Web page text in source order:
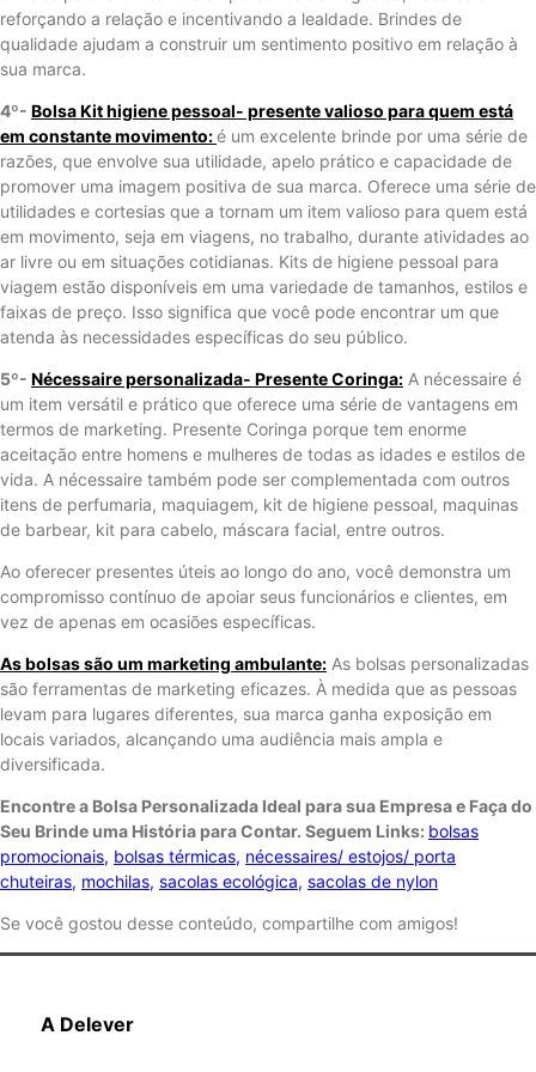
reforçando a relação e incentivando a lealdade. Brindes de
qualidade ajudam a construir um sentimento positivo em relação à
sua marca.
4º- Bolsa Kit higiene pessoal- presente valioso para quem está
em constante movimento:é um excelente brinde por uma série de
razões, que envolve sua utilidade, apelo prático e capacidade de
promover uma imagem positiva de sua marca. Oferece uma série de
utilidades e cortesias que a tornam um item valioso para quem está
em movimento, seja em viagens, no trabalho, durante atividades ao
ar livre ou em situações cotidianas. Kits de higiene pessoal para
viagem estão disponíveis em uma variedade de tamanhos, estilos e
faixas de preço. Isso significa que você pode encontrar um que
atenda às necessidades específicas do seu público.
5º- Nécessaire personalizada- Presente Coringa: A nécessaire é
um item versátil e prático que oferece uma série de vantagens em
termos de marketing. Presente Coringa porque tem enorme
aceitação entre homens e mulheres de todas as idades e estilos de
vida. A nécessaire também pode ser complementada com outros
itens de perfumaria, maquiagem, kit de higiene pessoal, maquinas
de barbear, kit para cabelo, máscara facial, entre outros.
Ao oferecer presentes úteis ao longo do ano, você demonstra um
compromisso contínuo de apoiar seus funcionários e clientes, em
vez de apenas em ocasiões específicas.
As bolsas são um marketing ambulante: As bolsas personalizadas
são ferramentas de marketing eficazes. À medida que as pessoas
levam para lugares diferentes, sua marca ganha exposição em
locais variados, alcançando uma audiência mais ampla e
diversificada.
Encontre a Bolsa Personalizada Ideal para sua Empresa e Faça do
Seu Brinde uma História para Contar. Seguem Links: bolsas
promocionais, bolsas térmicas, nécessaires/ estojos/ porta
chuteiras, mochilas, sacolas ecológica, sacolas de nylon
Se você gostou desse conteúdo, compartilhe com amigos!
A Delever